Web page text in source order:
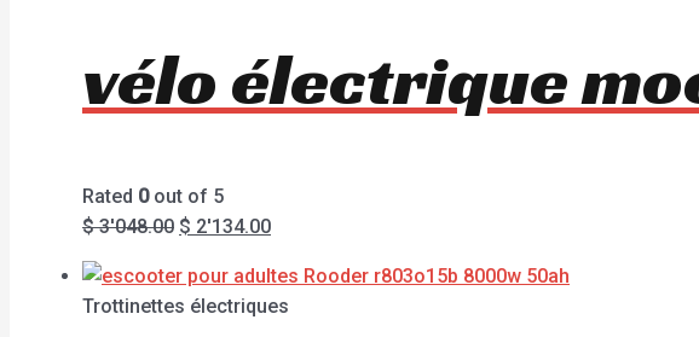
vélo électrique
Rated 0out of 5
$3'048.00 $ 2'134.00
Trottinettes électriques